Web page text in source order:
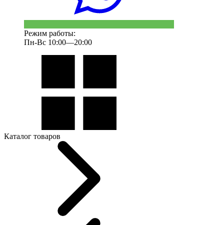
Режим работы:
Пн-Вс 10:00—20:00
Каталог товаров